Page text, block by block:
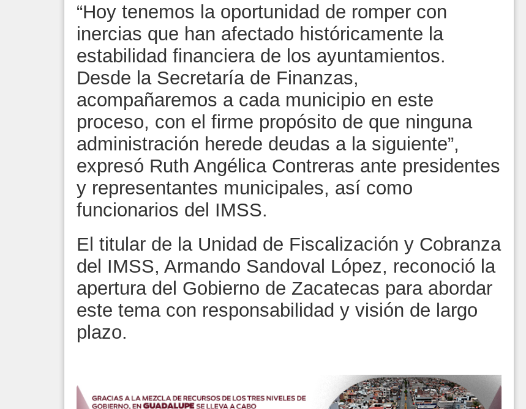
“Hoy tenemos la oportunidad de romper con
inercias que han afectado históricamente la
estabilidad financiera de los ayuntamientos.
Desde la Secretaría de Finanzas,
acompañaremos a cada municipio en este
proceso, con el firme propósito de que ninguna
administración herede deudas a la siguiente”,
expresó Ruth Angélica Contreras ante presidentes
y representantes municipales, así como
funcionarios del IMSS.
El titular de la Unidad de Fiscalización y Cobranza
del IMSS, Armando Sandoval López, reconoció la
apertura del Gobierno de Zacatecas para abordar
este tema con responsabilidad y visión de largo
plazo.